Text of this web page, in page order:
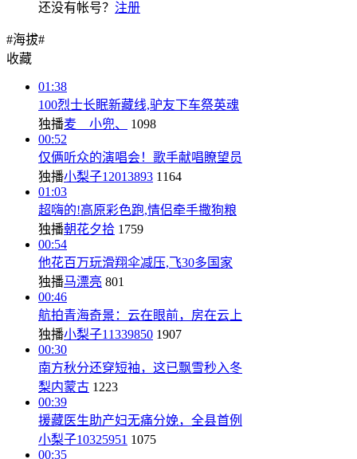
还没有帐号？ 注册
#海拔#
收藏
01:38
100烈士长眠新藏线,驴友下车祭英魂
独播麦__小兜、
1098
00:52
仅俩听众的演唱会！歌手献唱瞭望员
独播小梨子12013893 1164
01:03
超嗨的!高原彩色跑,情侣牵手撒狗粮
独播朝花夕拾 1759
00:54
他花百万玩滑翔伞减压,飞30多国家
独播马漂亮 801
00:46
航拍青海奇景：云在眼前，房在云上
独播小梨子11339850 1907
00:30
南方秋分还穿短袖，这已飘雪秒入冬
梨内蒙古 1223
00:39
援藏医生助产妇无痛分娩，全县首例
小梨子10325951 1075
00:35